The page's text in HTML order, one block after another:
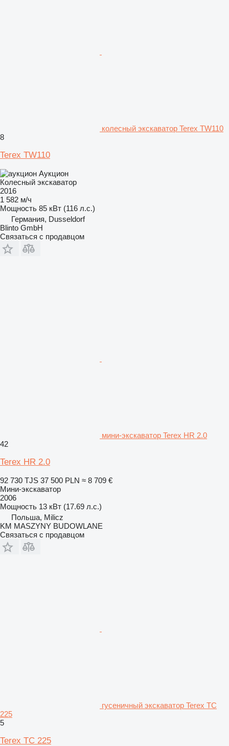
колесный экскаватор Terex TW110
8
Terex TW110
Аукцион
Колесный экскаватор
2016
1 582 м/ч
Мощность 85 кВт (116 л.с.)
Германия, Dusseldorf
Blinto GmbH
Связаться с продавцом
мини-экскаватор Terex HR 2.0
42
Terex HR 2.0
92 730 TJS 37 500 PLN ≈ 8 709 €
Мини-экскаватор
2006
Мощность 13 кВт (17.69 л.с.)
Польша, Milicz
KM MASZYNY BUDOWLANE
Связаться с продавцом
гусеничный экскаватор Terex TC
225
5
Terex TC 225